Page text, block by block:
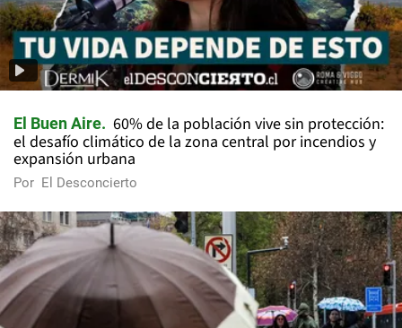
El Buen Aire
60% de la población vive sin protección:
el desafío climático de la zona central por incendios y
expansión urbana
Por El Desconcierto